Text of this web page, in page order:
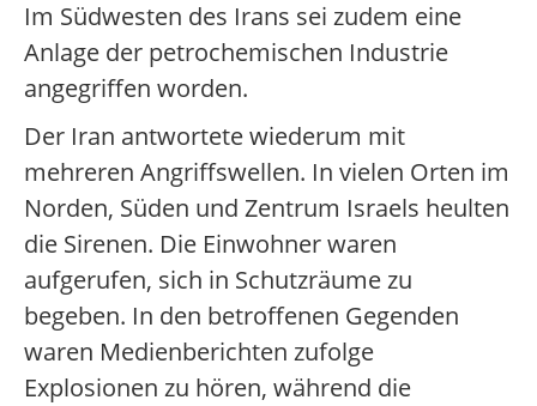
Im Südwesten des Irans sei zudem eine
Anlage der petrochemischen Industrie
angegriffen worden.
Der Iran antwortete wiederum mit
mehreren Angriffswellen. In vielen Orten im
Norden, Süden und Zentrum Israels heulten
die Sirenen. Die Einwohner waren
aufgerufen, sich in Schutzräume zu
begeben. In den betroffenen Gegenden
waren Medienberichten zufolge
Explosionen zu hören, während die